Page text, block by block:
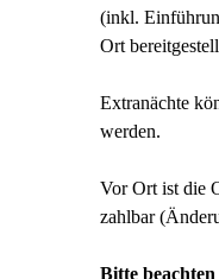
(inkl.
Ort
Extranächte
werden.
Vor Ort ist die
zahlbar
Bitte